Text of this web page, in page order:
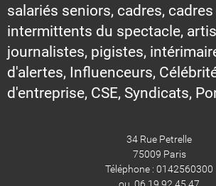
salariés seniors, cadres,
intermittents du spectacle,
journalistes, pigistes,
d'alertes, Influenceurs,
d'entreprise, CSE, Syndicats,
34 Rue Petrelle
75009 Paris
Téléphone : 0142560300